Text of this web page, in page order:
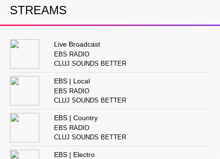
STREAMS
Live Broadcast
EBS RADIO
CLUJ SOUNDS BETTER
EBS | Local
EBS RADIO
CLUJ SOUNDS BETTER
EBS | Country
EBS RADIO
CLUJ SOUNDS BETTER
EBS | Electro